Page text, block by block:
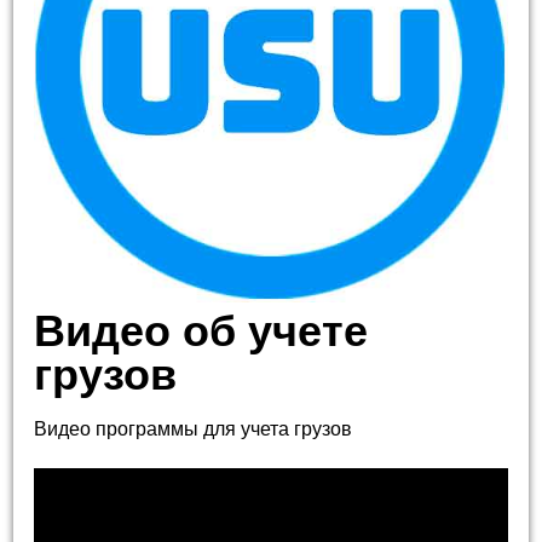
Видео об учете
грузов
Видео программы для учета грузов